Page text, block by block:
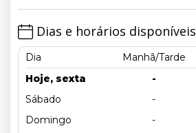
Dias e horários disponíveis
Dia Manhã/Tarde
Hoje, sexta
-
Sábado
-
Domingo
-